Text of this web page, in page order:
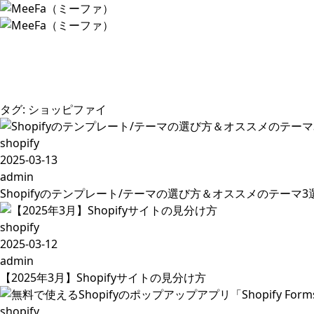
タグ: ショッピファイ
shopify
2025-03-13
admin
Shopifyのテンプレート/テーマの選び方＆オススメのテーマ3
shopify
2025-03-12
admin
【2025年3月】Shopifyサイトの見分け方